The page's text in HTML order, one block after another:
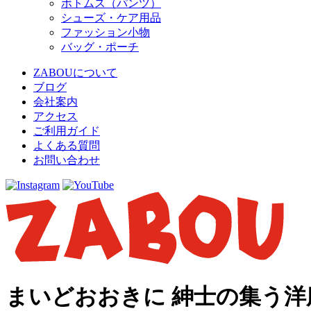
ボトムス（パンツ）
シューズ・ケア用品
ファッション小物
バッグ・ポーチ
ZABOUについて
ブログ
会社案内
アクセス
ご利用ガイド
よくある質問
お問い合わせ
まいどおおきに 紳士の集う